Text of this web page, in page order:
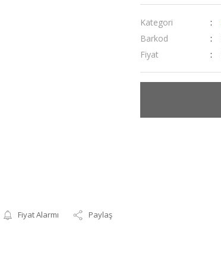
Fiyat Alarmı Paylaş
Kategori
Barkod
Fiyat